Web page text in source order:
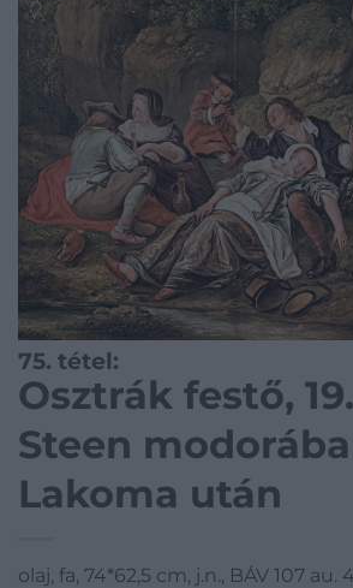
75. tétel:
Osztrák festő,
Steen
Lakoma után
olaj, fa, 74*62,5 cm, j.n., BÁV 107